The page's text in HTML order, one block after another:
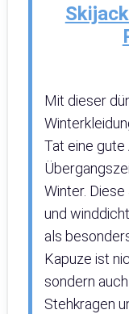
Mit dieser
Tat eine gute
Winter.
und
als
Kapuze ist
sondern
Stehkragen